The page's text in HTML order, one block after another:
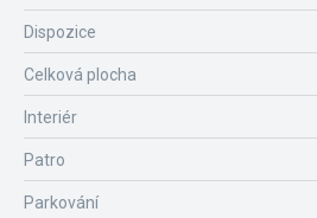
Dispozice
Celková plocha
Interiér
Patro
Parkování